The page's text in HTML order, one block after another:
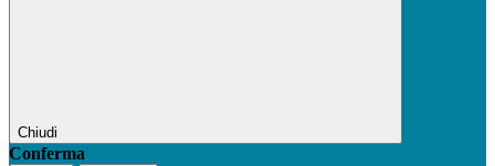
Chiudi
Conferma